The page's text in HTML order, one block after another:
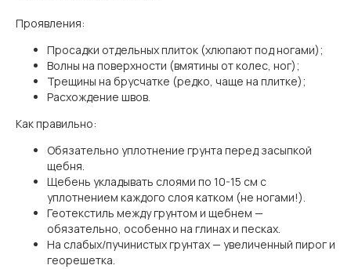
Проявления:
Просадки отдельных плиток (хлюпают под ногами);
Волны на поверхности (вмятины от колес, ног);
Трещины на брусчатке (редко, чаще на плитке);
Расхождение швов.
Как правильно:
Обязательно уплотнение грунта перед засыпкой
щебня.
Щебень укладывать слоями по 10-15 см с
уплотнением каждого слоя катком (не ногами!).
Геотекстиль между грунтом и щебнем —
обязательно, особенно на глинах и песках.
На слабых/пучинистых грунтах — увеличенный пирог и
георешетка.